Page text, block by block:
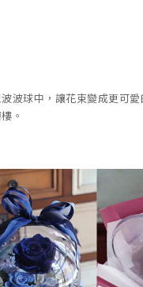
波球中，讓花束變成更可愛
。